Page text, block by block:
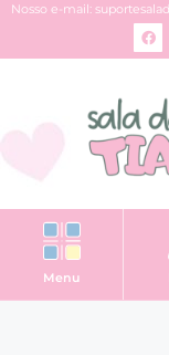
Nosso e-mail:
Menu